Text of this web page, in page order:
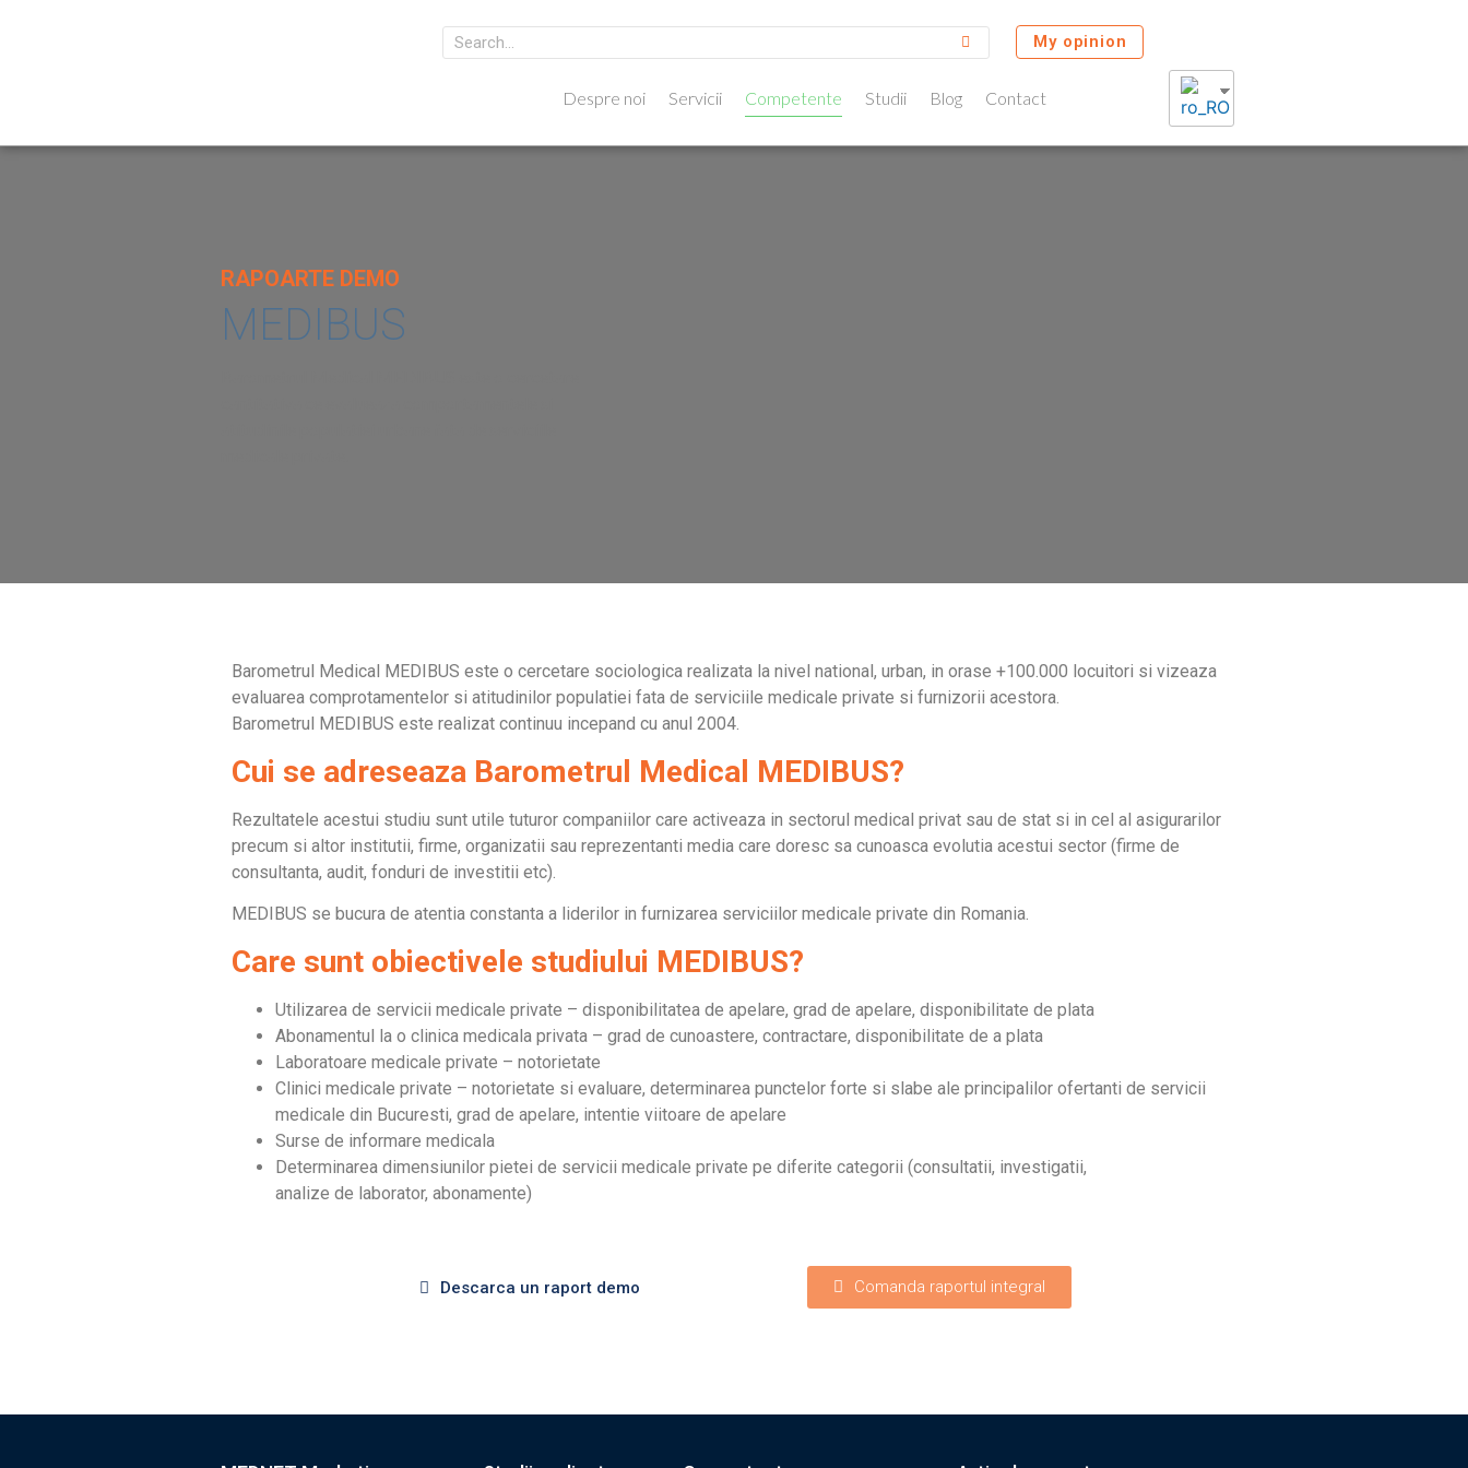
My opinion
Despre noi Servicii Competente Studii Blog Contact
RAPOARTE DEMO
MEDIBUS
Barometrul Medical MEDIBUS este o cercetare sociologica realizata la nivel national, urban, in orase +100.000 locuitori si vizeaza
evaluarea comprotamentelor si atitudinilor populatiei fata de serviciile medicale private si furnizorii acestora.
Barometrul MEDIBUS este realizat continuu incepand cu anul 2004.
Cui se adreseaza Barometrul Medical MEDIBUS?
Rezultatele acestui studiu sunt utile tuturor companiilor care activeaza in sectorul medical privat sau de stat si in cel al asigurarilor
precum si altor institutii, firme, organizatii sau reprezentanti media care doresc sa cunoasca evolutia acestui sector (firme de
consultanta, audit, fonduri de investitii etc).
MEDIBUS se bucura de atentia constanta a liderilor in furnizarea serviciilor medicale private din Romania.
Care sunt obiectivele studiului MEDIBUS?
Utilizarea de servicii medicale private – disponibilitatea de apelare, grad de apelare, disponibilitate de plata
Abonamentul la o clinica medicala privata – grad de cunoastere, contractare, disponibilitate de a plata
Laboratoare medicale private – notorietate
Clinici medicale private – notorietate si evaluare, determinarea punctelor forte si slabe ale principalilor ofertanti de servicii
medicale din Bucuresti, grad de apelare, intentie viitoare de apelare
Surse de informare medicala
Determinarea dimensiunilor pietei de servicii medicale private pe diferite categorii (consultatii, investigatii,
analize de laborator, abonamente)
Descarca un raport demo Comanda raportul integral